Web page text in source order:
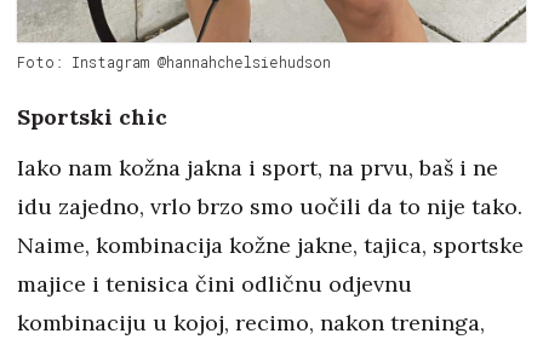
Foto: Instagram @hannahchelsiehudson
Sportski chic
Iako nam kožna jakna i sport, na prvu, baš i ne
idu zajedno, vrlo brzo smo uočili da to nije tako.
Naime, kombinacija kožne jakne, tajica, sportske
majice i tenisica čini odličnu odjevnu
kombinaciju u kojoj, recimo, nakon treninga,